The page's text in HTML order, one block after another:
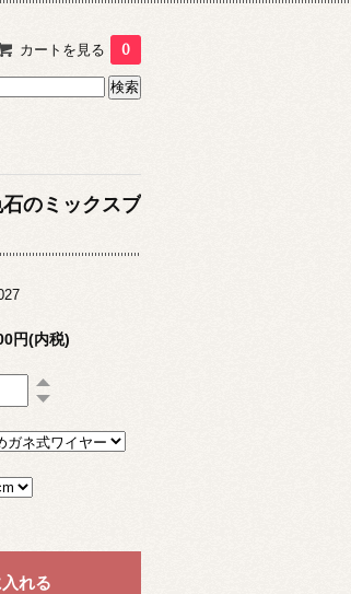
カートを見る 0
のミックスブ
円(内税)